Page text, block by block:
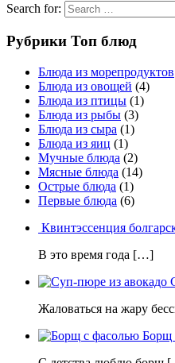
Search for:
Рубрики Топ блюд
Блюда из морепродуктов
Блюда из овощей (4)
Блюда из птицы (1)
Блюда из рыбы (3)
Блюда из сыра (1)
Блюда из яиц (1)
Мучные блюда (2)
Мясные блюда (14)
Острые блюда (1)
Первые блюда (6)
Квинтэссенция
В это время года […]
Жаловаться на жару
Борщ